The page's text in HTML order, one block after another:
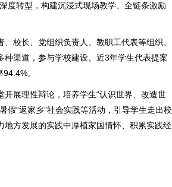
度转型，构建沉浸式现场教学、全链条激励
、校长、党组织负责人、教职工代表等组织。
渠道，参与学校建设。近3年学生代表提案
。
开展理性辩论，培养学生“认识世界、改造世
假“返家乡”社会实践等活动，引导学生走出校
地方发展的实践中厚植家国情怀、积累实践经